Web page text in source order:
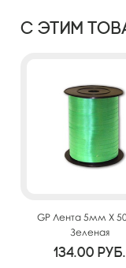
С этим
GP Лента 5мм X
Зеленая
134.00 руб.